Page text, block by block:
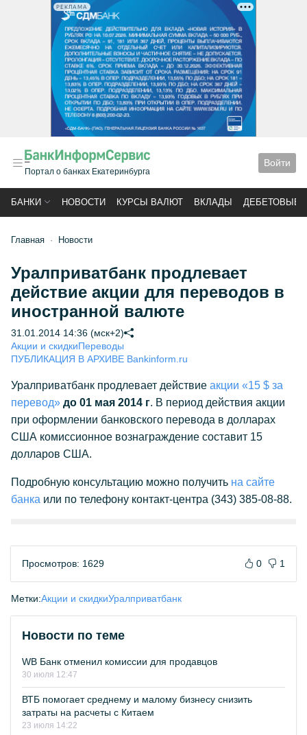
РЕКЛАМА
Портал о банках Екатеринбурга
Войти
БАНКИ НОВОСТИ КУРСЫ ВАЛЮТ ВКЛАДЫ ДЕБЕТОВЫЕ
Главная Новости
Уралприватбанк продлевает
действие акции для переводов в
иностранной валюте
31.01.2014 14:36 (мск+2)
Акции и скидкиПереводы
ПУБЛИКАЦИЯ В АРХИВЕ Bankinform.ru
Уралприватбанк продлевает действие акции «15 $ за
перевод» до 01 мая 2014 г. В период действия акции
при оформлении банковского перевода в долларах
США комиссионное вознаграждение составит 15
долларов США.
Подробную консультацию можно получить на сайте
банка или по телефону контакт-центра (343) 385-08-88.
Просмотров: 1629 0 1
Метки:Акции и скидкиУралприватбанк
Новости по теме
WB Банк отменил комиссии для продавцов
30 июля 12:47
ВТБ помогает среднему и малому бизнесу снизить
затраты на расчеты с Китаем
23 июля 14:22